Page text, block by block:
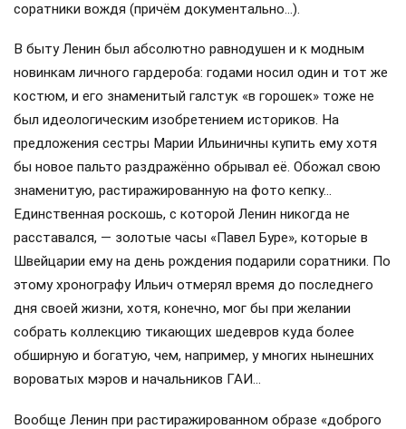
соратники вождя (причём документально…).
В быту Ленин был абсолютно равнодушен и к модным
новинкам личного гардероба: годами носил один и тот же
костюм, и его знаменитый галстук «в горошек» тоже не
был идеологическим изобретением историков. На
предложения сестры Марии Ильиничны купить ему хотя
бы новое пальто раздражённо обрывал её. Обожал свою
знаменитую, растиражированную на фото кепку…
Единственная роскошь, с которой Ленин никогда не
расставался, — золотые часы «Павел Буре», которые в
Швейцарии ему на день рождения подарили соратники. По
этому хронографу Ильич отмерял время до последнего
дня своей жизни, хотя, конечно, мог бы при желании
собрать коллекцию тикающих шедевров куда более
обширную и богатую, чем, например, у многих нынешних
вороватых мэров и начальников ГАИ…
Вообще Ленин при растиражированном образе «доброго